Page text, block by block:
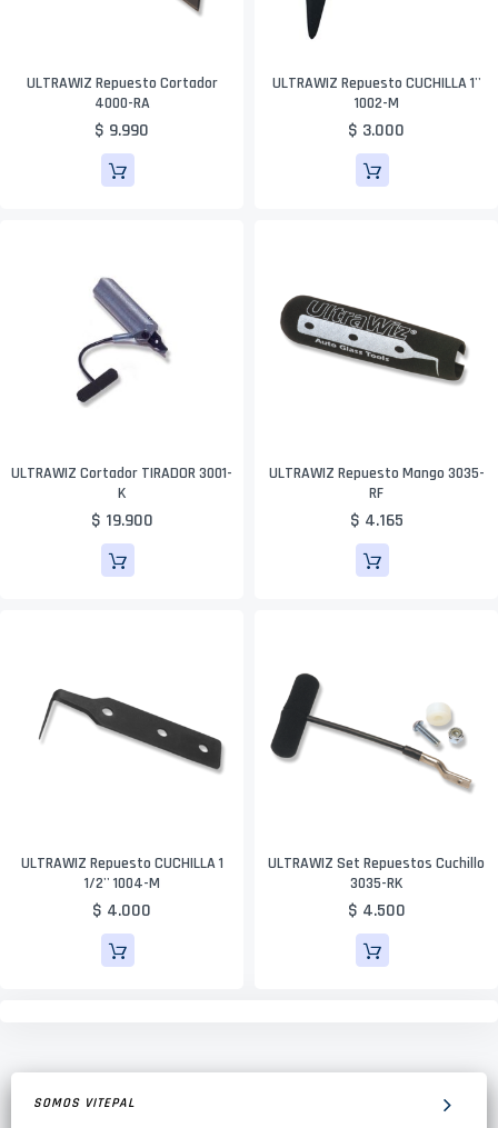
ULTRAWIZ Repuesto Cortador
4000-RA
$ 9.990
ULTRAWIZ Repuesto CUCHILLA 1''
1002-M
$ 3.000
ULTRAWIZ Cortador TIRADOR 3001-
K
$ 19.900
ULTRAWIZ Repuesto Mango 3035-
RF
$ 4.165
ULTRAWIZ Repuesto CUCHILLA 1
1/2'' 1004-M
$ 4.000
ULTRAWIZ Set Repuestos Cuchillo
3035-RK
$ 4.500
SOMOS VITEPAL